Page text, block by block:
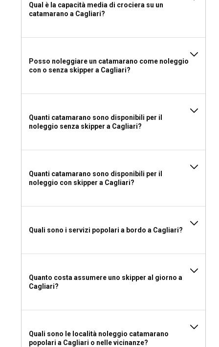
Qual è la capacità media di crociera su un
catamarano a Cagliari?
Posso noleggiare un catamarano come noleggio
con o senza skipper a Cagliari?
Quanti catamarano sono disponibili per il
noleggio senza skipper a Cagliari?
Quanti catamarano sono disponibili per il
noleggio con skipper a Cagliari?
Quali sono i servizi popolari a bordo a Cagliari?
Quanto costa assumere uno skipper al giorno a
Cagliari?
Quali sono le località noleggio catamarano
popolari a Cagliari o nelle vicinanze?